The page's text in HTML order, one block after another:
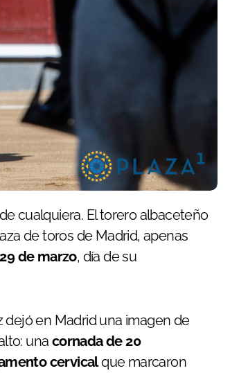
cualquiera. El torero albaceteño
de toros de Madrid, apenas
29 de marzo, día de su
dejó en Madrid una imagen de
una cornada de 20
cervicalque marcaron